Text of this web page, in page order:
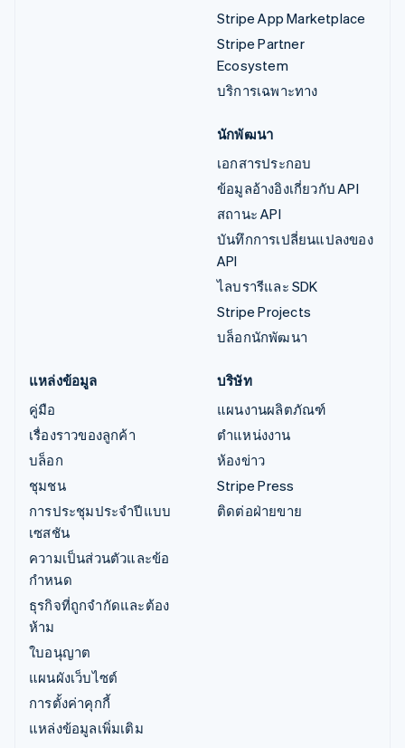
Stripe App Marketplace
Stripe Partner
Ecosystem
บริการเฉพาะทาง
นักพัฒนา
เอกสารประกอบ
ข้อมูลอ้างอิงเกี่ยวกับ API
สถานะ API
บันทึกการเปลี่ยนแปลงของ
API
ไลบรารีและ SDK
Stripe Projects
บล็อกนักพัฒนา
แหล่งข้อมูล
คู่มือ
เรื่องราวของลูกค้า
บล็อก
ชุมชน
การประชุมประจำปีแบบ
เซสชัน
ความเป็นส่วนตัวและข้อ
กำหนด
ธุรกิจที่ถูกจำกัดและต้อง
ห้าม
ใบอนุญาต
แผนผังเว็บไซต์
การตั้งค่าคุกกี้
แหล่งข้อมูลเพิ่มเติม
บริษัท
แผนงานผลิตภัณฑ์
ตำแหน่งงาน
ห้องข่าว
Stripe Press
ติดต่อฝ่ายขาย